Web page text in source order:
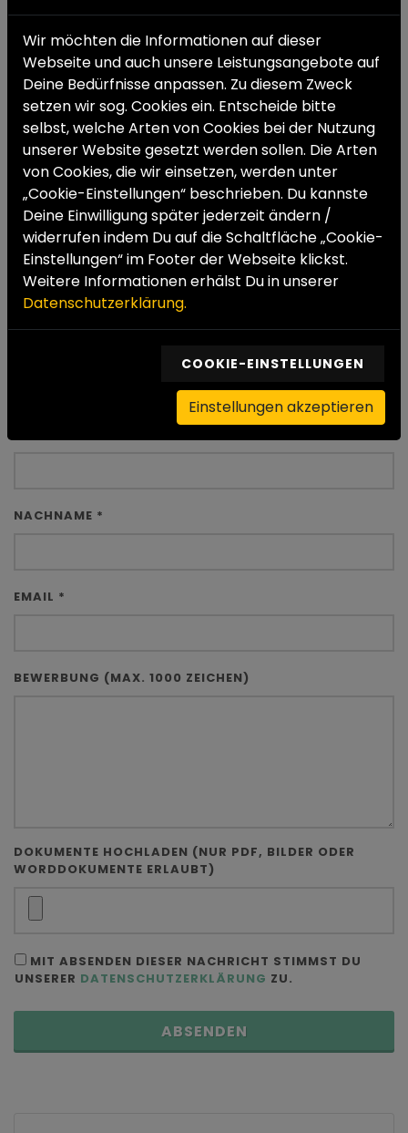
ZURÜCK ZUR SUCHE
DIREKT BEWERBEN
Formular absenden und wir melden uns
umgehend zurück.
NACHNAME *
EMAIL *
BEWERBUNG (MAX. 1000 ZEICHEN)
DOKUMENTE HOCHLADEN (NUR PDF, BILDER ODER
WORDDOKUMENTE ERLAUBT)
MIT ABSENDEN DIESER NACHRICHT STIMMST DU
UNSERER DATENSCHUTZERKLÄRUNG ZU.
ABSENDEN
Wir möchten die Informationen auf dieser
Webseite und auch unsere Leistungsangebote auf
Deine Bedürfnisse anpassen. Zu diesem Zweck
setzen wir sog. Cookies ein. Entscheide bitte
selbst, welche Arten von Cookies bei der Nutzung
unserer Website gesetzt werden sollen. Die Arten
von Cookies, die wir einsetzen, werden unter
„Cookie-Einstellungen“ beschrieben. Du kannste
Deine Einwilligung später jederzeit ändern /
widerrufen indem Du auf die Schaltfläche „Cookie-
Einstellungen“ im Footer der Webseite klickst.
Weitere Informationen erhälst Du in unserer
Datenschutzerklärung.
COOKIE-EINSTELLUNGEN
Einstellungen akzeptieren